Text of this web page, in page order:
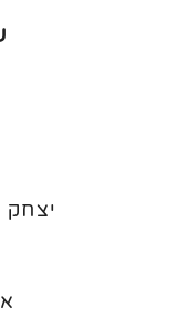
יצחק נפחא
א-